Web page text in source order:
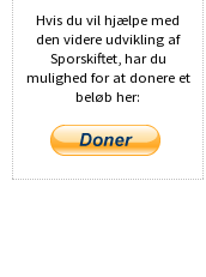
Hvis du vil hjælpe med
den videre udvikling af
Sporskiftet, har du
mulighed for at donere et
beløb her: